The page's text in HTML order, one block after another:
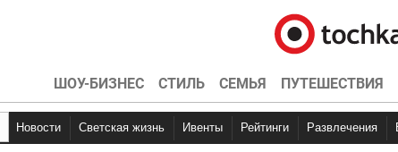
ШОУ-БИЗНЕС СТИЛЬ СЕМЬЯ ПУТЕШЕСТВИЯ
Новости Светская жизнь Ивенты Рейтинги Развлечения